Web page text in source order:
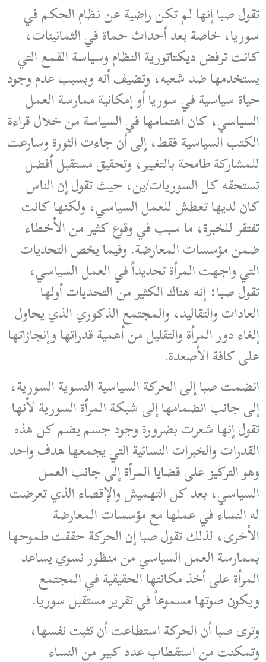
تقول صبا إنها لم تكن راضية عن نظام الحكم في
سوريا، خاصة بعد أحداث حماة في الثمانينات،
كانت ترفض ديكتاتورية النظام وسياسة القمع التي
يستخدمها ضد شعبه، وتضيف أنه وبسبب عدم وجود
حياة سياسية في سوريا أو إمكانية ممارسة العمل
السياسي، كان اهتمامها في السياسة من خلال قراءة
الكتب السياسية فقط، إلى أن جاءت الثورة وسارعت
للمشاركة طامحة بالتغيير، وتحقيق مستقبل أفضل
تستحقه كل السوريات/ين، حيث تقول إن الناس
كان لديها تعطش للعمل السياسي، ولكنها كانت
تفتقر للخبرة، ما سبب في وقوع كثير من الأخطاء
ضمن مؤسسات المعارضة. وفيما يخص التحديات
التي واجهت المرأة تحديداً في العمل السياسي،
تقول صبا: إنه هناك الكثير من التحديات أولها
العادات والتقاليد، والمجتمع الذكوري الذي يحاول
إلغاء دور المرأة والتقليل من أهمية قدراتها وإنجازاتها
على كافة الأصعدة.
انضمت صبا إلى الحركة السياسية النسوية السورية،
إلى جانب انضمامها إلى شبكة المرأة السورية لأنها
تقول إنها شعرت بضرورة وجود جسم يضم كل هذه
القدرات والخبرات النسائية التي يجمعها هدف واحد
وهو التركيز على قضايا المرأة إلى جانب العمل
السياسي، بعد كل التهميش والإقصاء الذي تعرضت
له النساء في عملها مع مؤسسات المعارضة
الأخرى، لذلك تقول صبا إن الحركة حققت طموحها
بممارسة العمل السياسي من منظور نسوي يساعد
المرأة على أخذ مكانتها الحقيقية في المجتمع
ويكون صوتها مسموعاً في تقرير مستقبل سوريا.
وترى صبا أن الحركة استطاعت أن تثبت نفسها،
وتمكنت من استقطاب عدد كبير من النساء